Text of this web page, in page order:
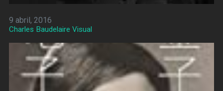
9 abril, 2016
Charles Baudelaire Visual